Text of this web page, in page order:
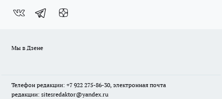
Мы в Дзене
Телефон редакции: +7 922 275-86-30, электронная почта
редакции: sitesredaktor@yandex.ru